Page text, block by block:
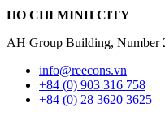
HO CHI MINH CITY
AH Group Building, Number
info@reecons.vn
+84 (0) 903 316 758
+84 (0) 28 3620 3625